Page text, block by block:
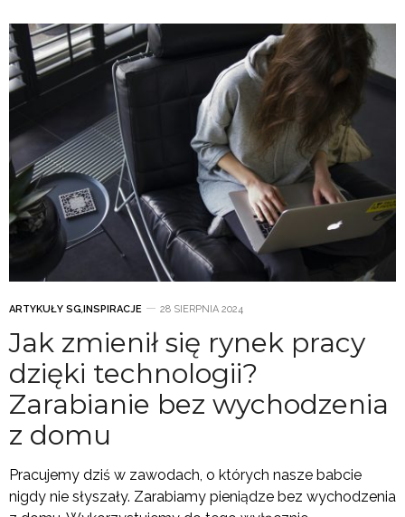
ARTYKUŁY SG, INSPIRACJE 28 SIERPNIA 2024
Jak zmienił się rynek pracy
dzięki technologii?
Zarabianie bez wychodzenia
z domu
Pracujemy dziś w zawodach, o których nasze babcie
nigdy nie słyszały. Zarabiamy pieniądze bez wychodzenia